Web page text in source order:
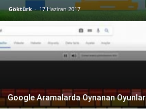
Göktürk - 17 Haziran 2017
Google Aramalarda Oynanan Oyunlar